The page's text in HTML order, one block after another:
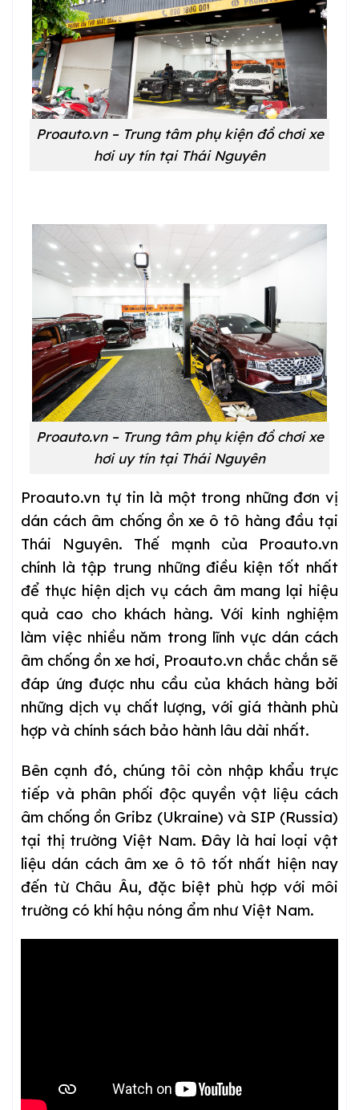
Proauto.vn – Trung tâm phụ kiện đồ chơi xe
hơi uy tín tại Thái Nguyên
Proauto.vn – Trung tâm phụ kiện đồ chơi xe
hơi uy tín tại Thái Nguyên
Proauto.vn tự tin là một trong những đơn vị
dán cách âm chống ồn xe ô tô hàng đầu tại
Thái Nguyên. Thế mạnh của Proauto.vn
chính là tập trung những điều kiện tốt nhất
để thực hiện dịch vụ cách âm mang lại hiệu
quả cao cho khách hàng. Với kinh nghiệm
làm việc nhiều năm trong lĩnh vực dán cách
âm chống ồn xe hơi, Proauto.vn chắc chắn sẽ
đáp ứng được nhu cầu của khách hàng bởi
những dịch vụ chất lượng, với giá thành phù
hợp và chính sách bảo hành lâu dài nhất.
Bên cạnh đó, chúng tôi còn nhập khẩu trực
tiếp và phân phối độc quyền vật liệu cách
âm chống ồn Gribz (Ukraine) và SIP (Russia)
tại thị trường Việt Nam. Đây là hai loại vật
liệu dán cách âm xe ô tô tốt nhất hiện nay
đến từ Châu Âu, đặc biệt phù hợp với môi
trường có khí hậu nóng ẩm như Việt Nam.